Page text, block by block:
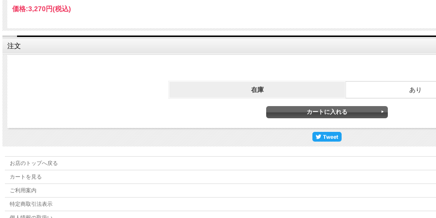
価格:3,270円(税込)
注文
在庫 あり
お店のトップへ戻る
カートを見る
ご利用案内
特定商取引法表示